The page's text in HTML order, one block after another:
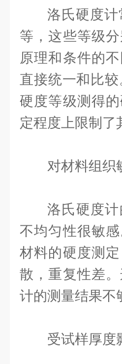
洛氏硬度
等，这些等级
原理和条件的
直接统一和比
硬度等级测得
定程度上限制了
对材料组织
洛氏硬度
不均匀性很敏
材料的硬度测
散，重复性差
计的测量结果不
受试样厚度